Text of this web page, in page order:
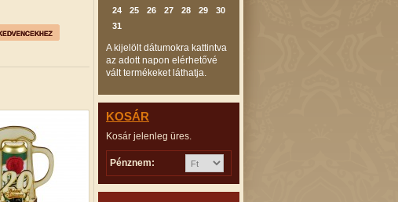
24
25 26 27 28 29
30
31
A kijelölt dátumokra kattintva
az adott napon elérhetővé
vált termékeket láthatja.
KOSÁR
Kosár jelenleg üres.
Pénznem: